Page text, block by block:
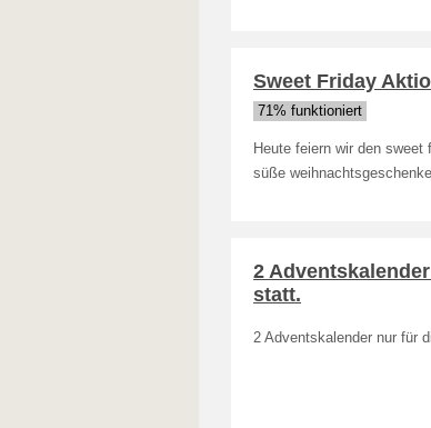
Sweet Friday
71% funktioniert
Heute feiern wir den
süße
2
statt.
2 Adventskalender nur für